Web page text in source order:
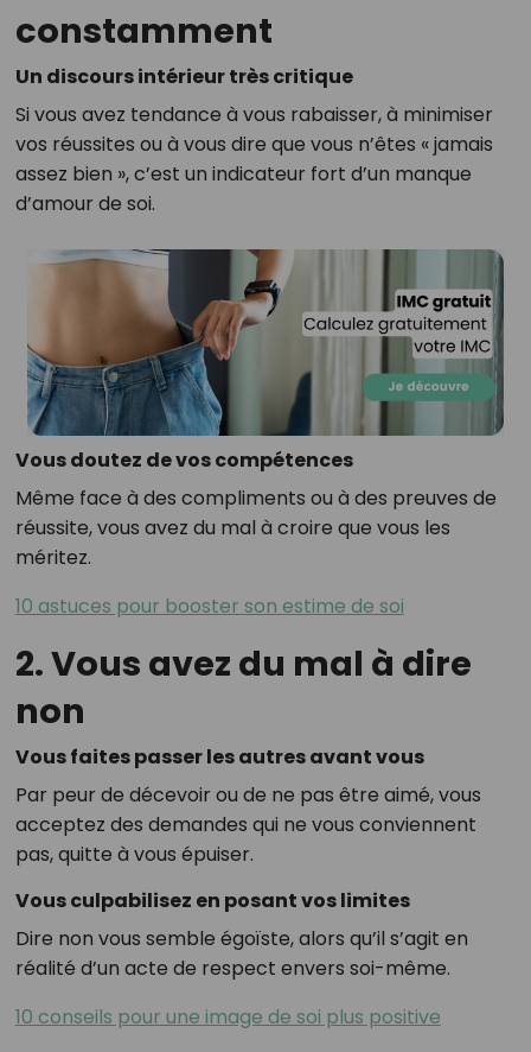
constamment
Un discours intérieur très critique
Si vous avez tendance à vous rabaisser, à minimiser
vos réussites ou à vous dire que vous n’êtes « jamais
assez bien », c’est un indicateur fort d’un manque
d’amour de soi.
Vous doutez de vos compétences
Même face à des compliments ou à des preuves de
réussite, vous avez du mal à croire que vous les
méritez.
10 astuces pour booster son estime de soi
2. Vous avez du mal à dire
non
Vous faites passer les autres avant vous
Par peur de décevoir ou de ne pas être aimé, vous
acceptez des demandes qui ne vous conviennent
pas, quitte à vous épuiser.
Vous culpabilisez en posant vos limites
Dire non vous semble égoïste, alors qu’il s’agit en
réalité d’un acte de respect envers soi-même.
10 conseils pour une image de soi plus positive